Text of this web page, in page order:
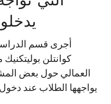
أجرى قسم
كوانتلن
العمالي حول بعض
يواجهها الطلاب عند